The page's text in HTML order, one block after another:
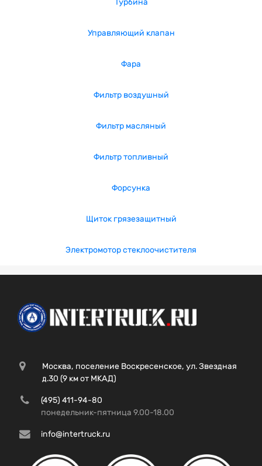
Турбина
Управляющий клапан
Фара
Фильтр воздушный
Фильтр масляный
Фильтр топливный
Форсунка
Щиток грязезащитный
Электромотор стеклоочистителя
Москва, поселение Воскресенское, ул. Звездная
д.30 (9 км от МКАД)
(495) 411-94-80
понедельник-пятница 9.00-18.00
info@intertruck.ru